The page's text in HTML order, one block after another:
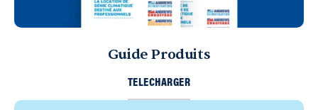
Guide Produits
TELECHARGER